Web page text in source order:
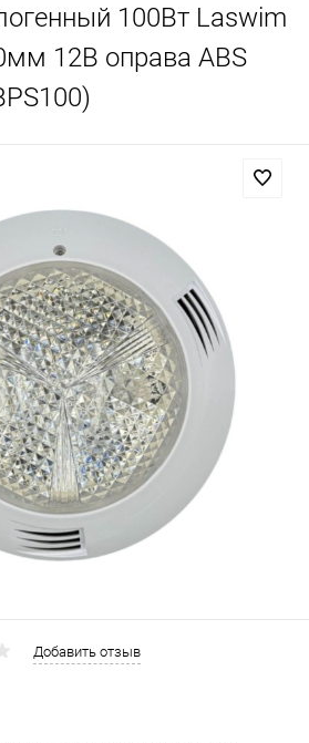
100Вт Laswim
12В оправа ABS
Добавить отзыв